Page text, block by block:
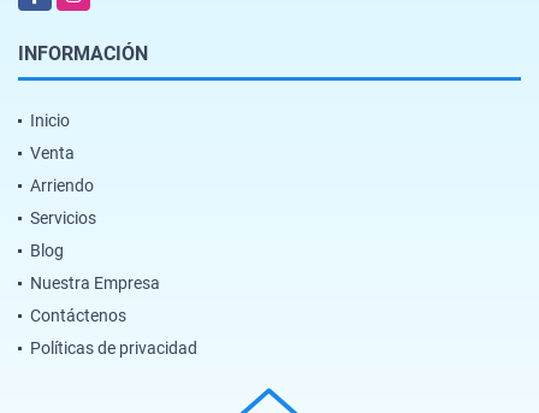
INFORMACIÓN
Inicio
Venta
Arriendo
Servicios
Blog
Nuestra Empresa
Contáctenos
Políticas de privacidad